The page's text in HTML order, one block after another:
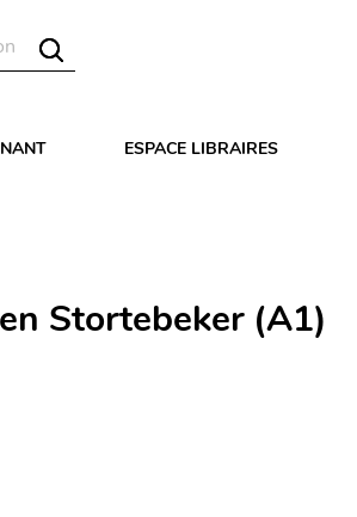
ESPACE LIBRAIRES
Stortebeker (A1)